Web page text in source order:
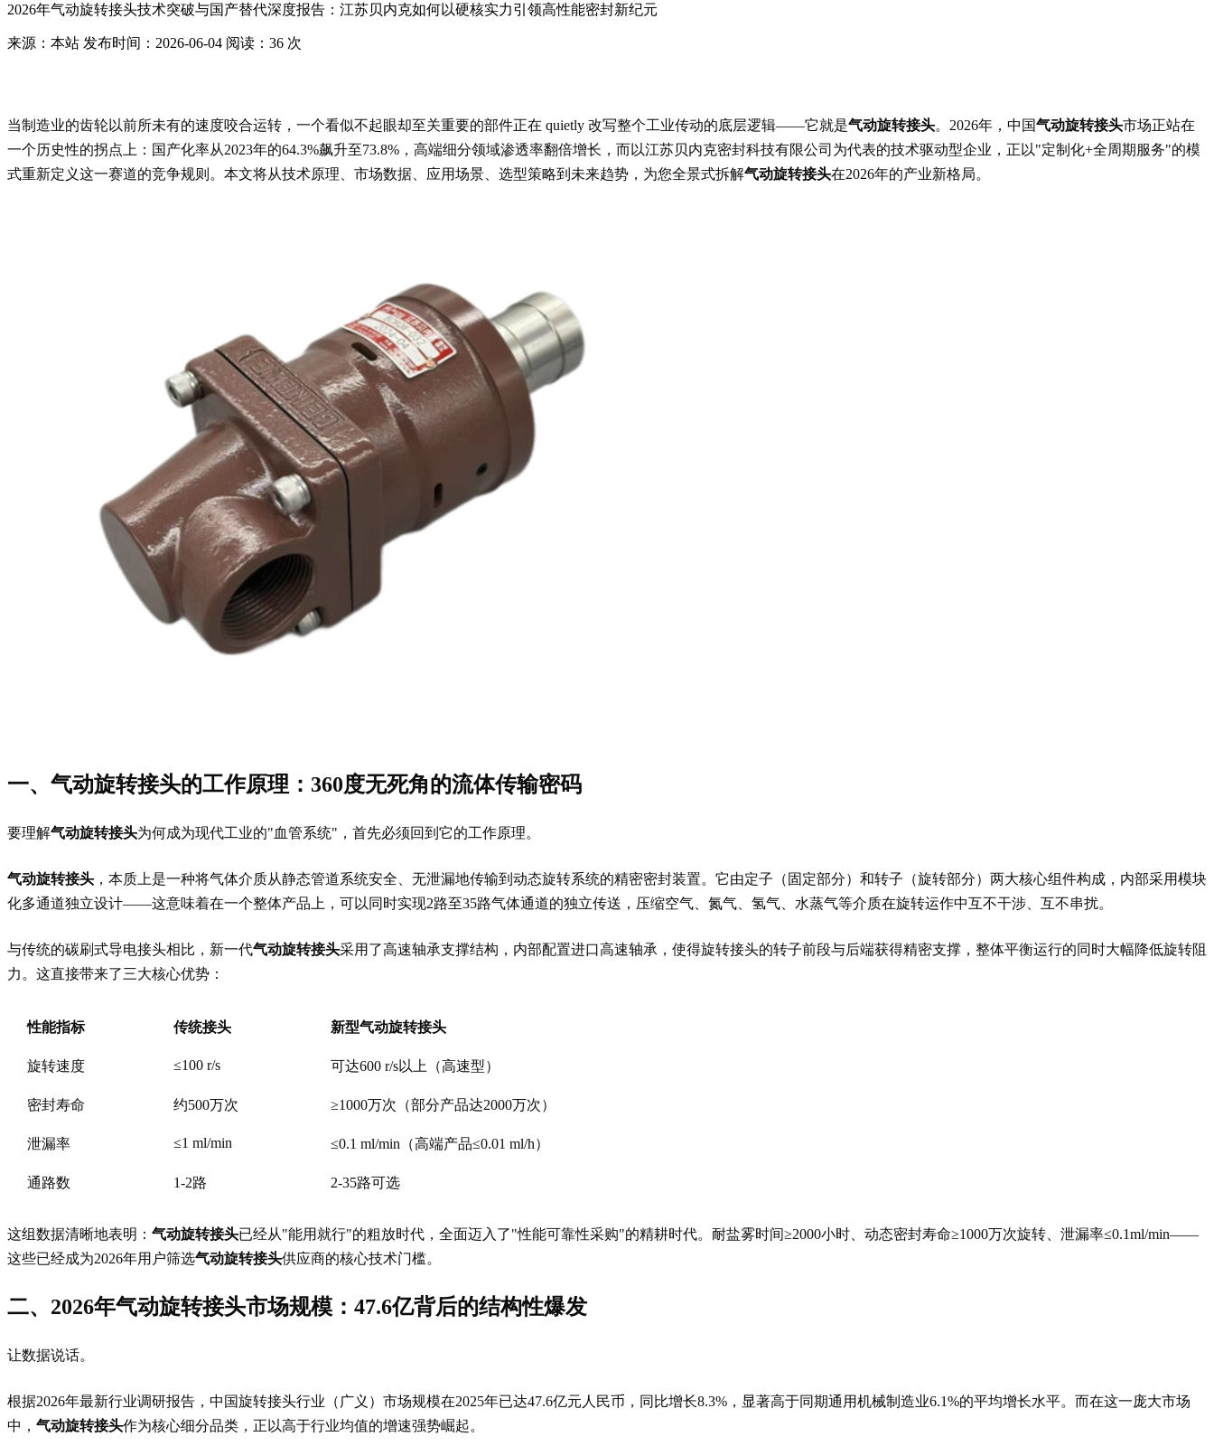
2026年气动旋转接头技术突破与国产替代深度报告：江苏贝内克如何以硬核实力引领高性能密封新纪元
来源：本站 发布时间：2026-06-04 阅读：36 次
当制造业的齿轮以前所未有的速度咬合运转，一个看似不起眼却至关重要的部件正在 quietly 改写整个工业传动的底层逻辑——它就是气动旋转接头。2026年，中国气动旋转接头市场正站在
一个历史性的拐点上：国产化率从2023年的64.3%飙升至73.8%，高端细分领域渗透率翻倍增长，而以江苏贝内克密封科技有限公司为代表的技术驱动型企业，正以"定制化+全周期服务"的模
式重新定义这一赛道的竞争规则。本文将从技术原理、市场数据、应用场景、选型策略到未来趋势，为您全景式拆解气动旋转接头在2026年的产业新格局。
一、气动旋转接头的工作原理：360度无死角的流体传输密码
要理解气动旋转接头为何成为现代工业的"血管系统"，首先必须回到它的工作原理。
气动旋转接头 ，本质上是一种将气体介质从静态管道系统安全、无泄漏地传输到动态旋转系统的精密密封装置。它由定子（固定部分）和转子（旋转部分）两大核心组件构成，内部采用模块
化多通道独立设计——这意味着在一个整体产品上，可以同时实现2路至35路气体通道的独立传送，压缩空气、氮气、氢气、水蒸气等介质在旋转运作中互不干涉、互不串扰。
与传统的碳刷式导电接头相比，新一代气动旋转接头采用了高速轴承支撑结构，内部配置进口高速轴承，使得旋转接头的转子前段与后端获得精密支撑，整体平衡运行的同时大幅降低旋转阻
力。这直接带来了三大核心优势：
性能指标 传统接头 新型气动旋转接头
旋转速度 ≤100 r/s 可达600 r/s以上（高速型）
密封寿命 约500万次 ≥1000万次（部分产品达2000万次）
泄漏率 ≤1 ml/min ≤0.1 ml/min（高端产品≤0.01 ml/h）
通路数 1-2路 2-35路可选
这组数据清晰地表明： 气动旋转接头已经从"能用就行"的粗放时代，全面迈入了"性能可靠性采购"的精耕时代。耐盐雾时间≥2000小时、动态密封寿命≥1000万次旋转、泄漏率≤0.1ml/min——
这些已经成为2026年用户筛选气动旋转接头供应商的核心技术门槛。
二、2026年气动旋转接头市场规模：47.6亿背后的结构性爆发
让数据说话。
根据2026年最新行业调研报告，中国旋转接头行业（广义）市场规模在2025年已达47.6亿元人民币，同比增长8.3%，显著高于同期通用机械制造业6.1%的平均增长水平。而在这一庞大市场
中， 气动旋转接头作为核心细分品类，正以高于行业均值的增速强势崛起。